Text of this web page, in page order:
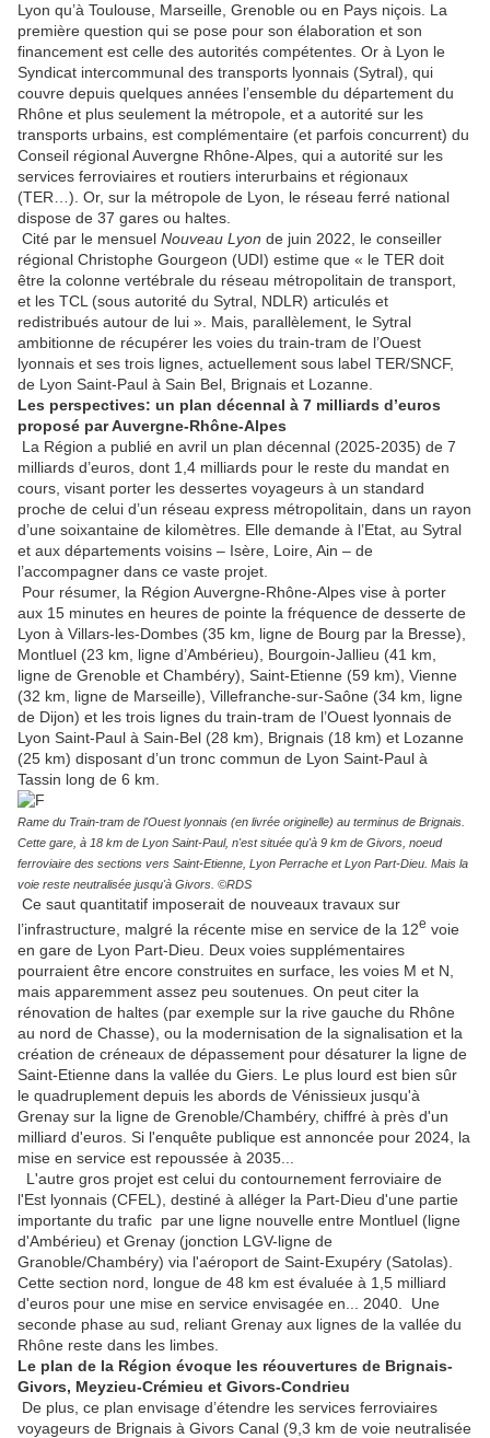
Lyon qu’à Toulouse, Marseille, Grenoble ou en Pays niçois. La
première question qui se pose pour son élaboration et son
financement est celle des autorités compétentes. Or à Lyon le
Syndicat intercommunal des transports lyonnais (Sytral), qui
couvre depuis quelques années l’ensemble du département du
Rhône et plus seulement la métropole, et a autorité sur les
transports urbains, est complémentaire (et parfois concurrent) du
Conseil régional Auvergne Rhône-Alpes, qui a autorité sur les
services ferroviaires et routiers interurbains et régionaux
(TER…). Or, sur la métropole de Lyon, le réseau ferré national
dispose de 37 gares ou haltes.
Cité par le mensuel Nouveau Lyon de juin 2022, le conseiller
régional Christophe Gourgeon (UDI) estime que « le TER doit
être la colonne vertébrale du réseau métropolitain de transport,
et les TCL (sous autorité du Sytral, NDLR) articulés et
redistribués autour de lui ». Mais, parallèlement, le Sytral
ambitionne de récupérer les voies du train-tram de l’Ouest
lyonnais et ses trois lignes, actuellement sous label TER/SNCF,
de Lyon Saint-Paul à Sain Bel, Brignais et Lozanne.
Les perspectives: un plan décennal à 7 milliards d’euros
proposé par Auvergne-Rhône-Alpes
La Région a publié en avril un plan décennal (2025-2035) de 7
milliards d’euros, dont 1,4 milliards pour le reste du mandat en
cours, visant porter les dessertes voyageurs à un standard
proche de celui d’un réseau express métropolitain, dans un rayon
d’une soixantaine de kilomètres. Elle demande à l’Etat, au Sytral
et aux départements voisins – Isère, Loire, Ain – de
l’accompagner dans ce vaste projet.
Pour résumer, la Région Auvergne-Rhône-Alpes vise à porter
aux 15 minutes en heures de pointe la fréquence de desserte de
Lyon à Villars-les-Dombes (35 km, ligne de Bourg par la Bresse),
Montluel (23 km, ligne d’Ambérieu), Bourgoin-Jallieu (41 km,
ligne de Grenoble et Chambéry), Saint-Etienne (59 km), Vienne
(32 km, ligne de Marseille), Villefranche-sur-Saône (34 km, ligne
de Dijon) et les trois lignes du train-tram de l’Ouest lyonnais de
Lyon Saint-Paul à Sain-Bel (28 km), Brignais (18 km) et Lozanne
(25 km) disposant d’un tronc commun de Lyon Saint-Paul à
Tassin long de 6 km.
Rame du Train-tram de l'Ouest lyonnais (en livrée originelle) au terminus de Brignais.
Cette gare, à 18 km de Lyon Saint-Paul, n'est située qu'à 9 km de Givors, noeud
ferroviaire des sections vers Saint-Etienne, Lyon Perrache et Lyon Part-Dieu. Mais la
voie reste neutralisée jusqu'à Givors. ©RDS
Ce saut quantitatif imposerait de nouveaux travaux sur
l’infrastructure, malgré la récente mise en service de la 12e voie
en gare de Lyon Part-Dieu. Deux voies supplémentaires
pourraient être encore construites en surface, les voies M et N,
mais apparemment assez peu soutenues. On peut citer la
rénovation de haltes (par exemple sur la rive gauche du Rhône
au nord de Chasse), ou la modernisation de la signalisation et la
création de créneaux de dépassement pour désaturer la ligne de
Saint-Etienne dans la vallée du Giers. Le plus lourd est bien sûr
le quadruplement depuis les abords de Vénissieux jusqu'à
Grenay sur la ligne de Grenoble/Chambéry, chiffré à près d'un
milliard d'euros. Si l'enquête publique est annoncée pour 2024, la
mise en service est repoussée à 2035...
L'autre gros projet est celui du contournement ferroviaire de
l'Est lyonnais (CFEL), destiné à alléger la Part-Dieu d'une partie
importante du trafic par une ligne nouvelle entre Montluel (ligne
d'Ambérieu) et Grenay (jonction LGV-ligne de
Granoble/Chambéry) via l'aéroport de Saint-Exupéry (Satolas).
Cette section nord, longue de 48 km est évaluée à 1,5 milliard
d'euros pour une mise en service envisagée en... 2040. Une
seconde phase au sud, reliant Grenay aux lignes de la vallée du
Rhône reste dans les limbes.
Le plan de la Région évoque les réouvertures de Brignais-
Givors, Meyzieu-Crémieu et Givors-Condrieu
De plus, ce plan envisage d’étendre les services ferroviaires
voyageurs de Brignais à Givors Canal (9,3 km de voie neutralisée